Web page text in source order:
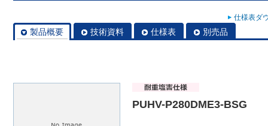
仕様表ダ
製品概要 技術資料 仕様表 別売品
PUHV-P280DME3-BSG